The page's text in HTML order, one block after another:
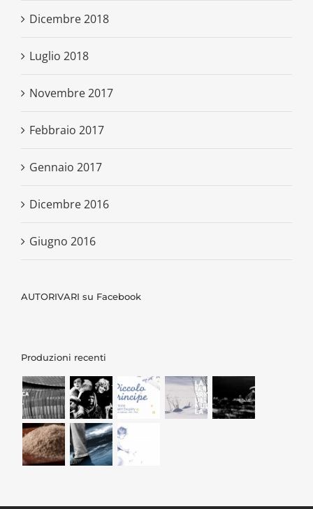
Dicembre 2018
Luglio 2018
Novembre 2017
Febbraio 2017
Gennaio 2017
Dicembre 2016
Giugno 2016
AUTORIVARI su Facebook
Produzioni recenti